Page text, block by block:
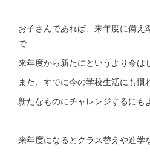
お子さんであれば、来年度に備え
で
来年度から新たにというより今は
また、すでに今の学校生活にも慣
新たなものにチャレンジするにも
来年度になるとクラス替えや進学